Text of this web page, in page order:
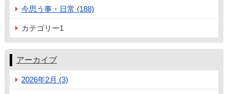
今思う事・日常 (188)
カテゴリー1
アーカイブ
2026年2月 (3)